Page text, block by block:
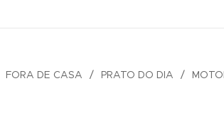
FORA DE CASA PRATO DO DIA